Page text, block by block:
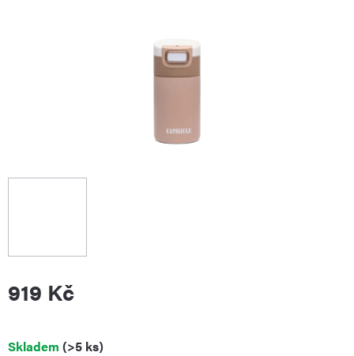
919 Kč
Měrná
Skladem (>5 ks)